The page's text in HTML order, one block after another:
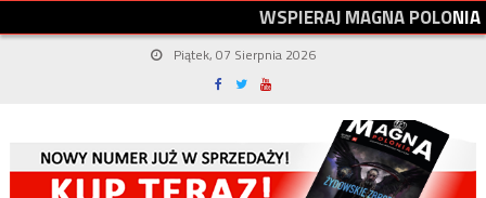
WSPIERAJMAGNAPOLONIA
Piątek, 07 Sierpnia 2026